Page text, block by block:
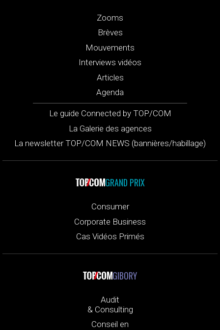
Zooms
Brèves
Mouvements
Interviews vidéos
Articles
Agenda
Le guide Connected by TOP/COM
La Galerie des agences
La newsletter TOP/COM NEWS (bannières/habillage)
GRAND PRIX
Consumer
Corporate Business
Cas Vidéos Primés
GIBORY
Audit
& Consulting
Conseil en